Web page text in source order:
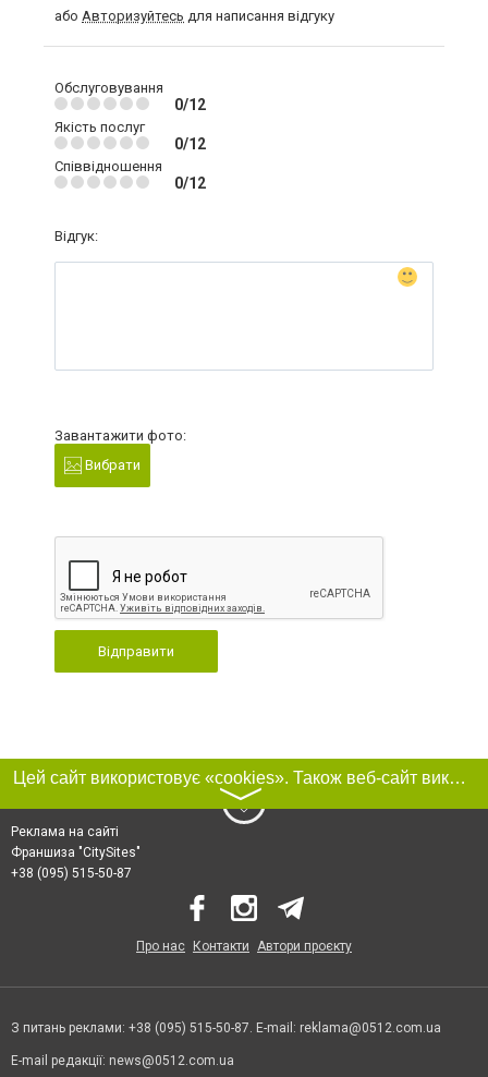
або Авторизуйтесь для написання відгуку
Обслуговування
0/12
Якість послуг
0/12
Співвідношення
0/12
Відгук:
Завантажити фото:
Вибрати
Відправити
Цей сайт використовує «cookies». Також веб-сайт використовує інтернет-сервіс для збору технічних даних стосовно відвідувачів з метою отримання маркетингової та статистичної інформації. Умови обробки даних відвідувачів сайту див.
〉
Реклама на сайті
Франшиза "CitySites"
+38 (095) 515-50-87
Про нас Контакти Автори проєкту
З питань реклами: +38 (095) 515-50-87. E-mail: reklama@0512.com.ua
E-mail редакції: news@0512.com.ua